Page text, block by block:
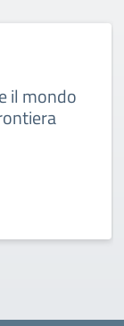
il mondo